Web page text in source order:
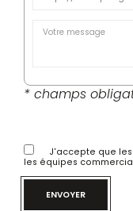
* champs
J'accepte que
les équipes
ENVOYER